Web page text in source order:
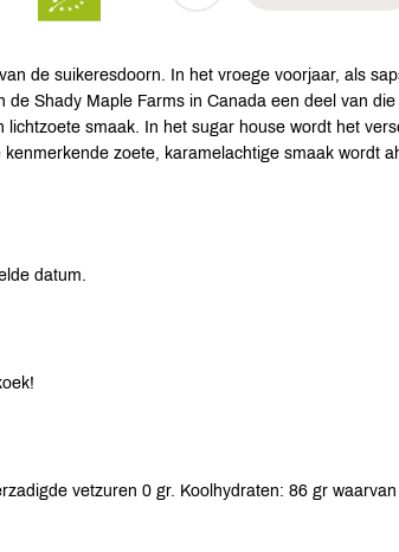
de suikeresdoorn. In het vroege voorjaar, als
Shady Maple Farms in Canada een deel van
smaak. In het sugar house wordt het
zoete, karamelachtige smaak wordt
datum.
vetzuren 0 gr. Koolhydraten: 86 gr